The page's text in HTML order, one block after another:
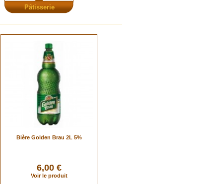
Pâtisserie
Bière Golden Brau 2L 5%
6,00 €
Voir le produit